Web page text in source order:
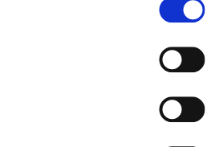
di don Ciro (Just Today 25